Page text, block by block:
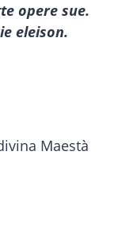
opere sue.
eleison.
Maestà